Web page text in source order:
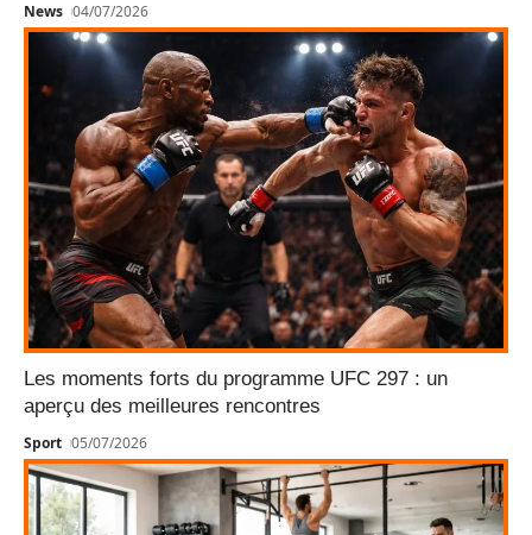
News 04/07/2026
Les moments forts du programme UFC 297 : un
aperçu des meilleures rencontres
Sport 05/07/2026